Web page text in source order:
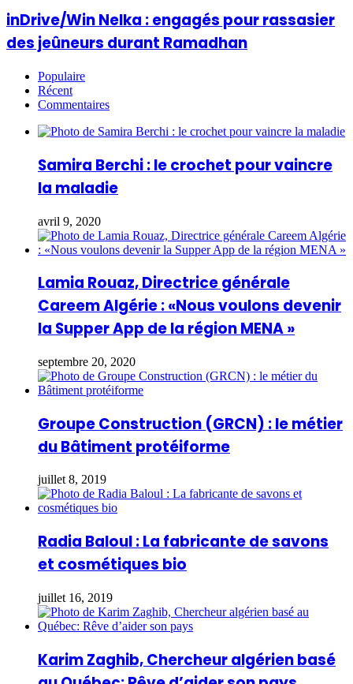
inDrive/Win Nelka : engagés pour rassasier
des jeûneurs durant Ramadhan
Populaire
Récent
Commentaires
Samira Berchi : le crochet pour vaincre
la maladie
avril 9, 2020
Lamia Rouaz, Directrice générale
Careem Algérie : «Nous voulons devenir
la Supper App de la région MENA »
septembre 20, 2020
Groupe Construction (GRCN) : le métier
du Bâtiment protéiforme
juillet 8, 2019
Radia Baloul : La fabricante de savons
et cosmétiques bio
juillet 16, 2019
Karim Zaghib, Chercheur algérien basé